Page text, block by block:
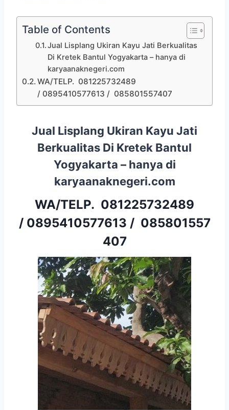
Table of Contents
Jual Lisplang Ukiran Kayu Jati Berkualitas
Di Kretek Bantul Yogyakarta – hanya di
karyaanaknegeri.com
WA/TELP. 081225732489
/ 0895410577613 / 085801557407
Jual Lisplang Ukiran Kayu Jati
Berkualitas Di Kretek Bantul
Yogyakarta – hanya di
karyaanaknegeri.com
WA/TELP. 081225732489
/ 0895410577613 / 085801557
407